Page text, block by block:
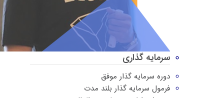
سرمایه گذاری
دوره سرمایه گذار موفق
فرمول سرمایه گذار بلند مدت